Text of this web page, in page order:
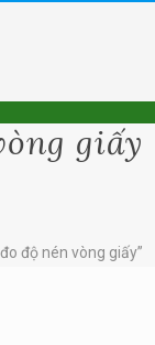
giấy
độ nén vòng giấy”